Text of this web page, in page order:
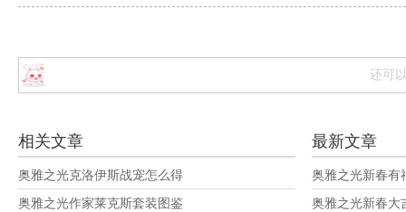
还可
相关文章
奥雅之光克洛伊斯战宠怎么得
奥雅之光作家莱克斯套装图鉴
最新文章
奥雅之光新春有
奥雅之光新春大